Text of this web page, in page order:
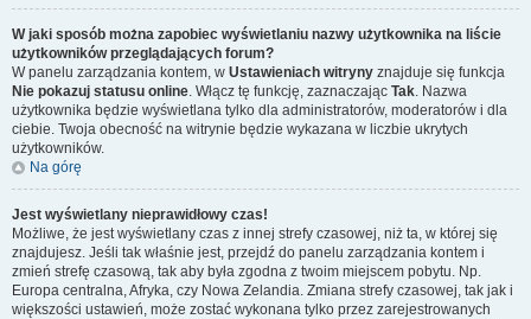
W jaki sposób można zapobiec wyświetlaniu nazwy użytkownika na liście
użytkowników przeglądających forum?
W panelu zarządzania kontem, w Ustawieniach witryny znajduje się funkcja
Nie pokazuj statusu online. Włącz tę funkcję, zaznaczając Tak. Nazwa
użytkownika będzie wyświetlana tylko dla administratorów, moderatorów i dla
ciebie. Twoja obecność na witrynie będzie wykazana w liczbie ukrytych
użytkowników.
Na górę
Jest wyświetlany nieprawidłowy czas!
Możliwe, że jest wyświetlany czas z innej strefy czasowej, niż ta, w której się
znajdujesz. Jeśli tak właśnie jest, przejdź do panelu zarządzania kontem i
zmień strefę czasową, tak aby była zgodna z twoim miejscem pobytu. Np.
Europa centralna, Afryka, czy Nowa Zelandia. Zmiana strefy czasowej, tak jak i
większości ustawień, może zostać wykonana tylko przez zarejestrowanych